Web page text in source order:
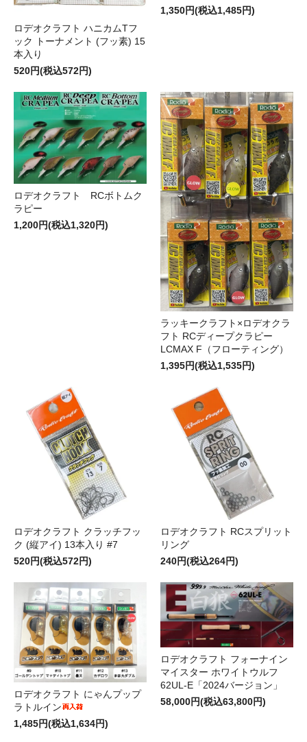
ロデオクラフト ハニカムTフ
ック トーナメント (フッ素) 15
本入り
520円(税込572円)
1,350円(税込1,485円)
ロデオクラフト RCボトムク
ラピー
1,200円(税込1,320円)
ラッキークラフト×ロデオクラ
フト RCディープクラピー
LCMAX F（フローティング）
1,395円(税込1,535円)
ロデオクラフト クラッチフッ
ク (縦アイ) 13本入り #7
520円(税込572円)
ロデオクラフト RCスプリット
リング
240円(税込264円)
ロデオクラフト にゃんプップ
ラトルイン
1,485円(税込1,634円)
ロデオクラフト フォーナイン
マイスター ホワイトウルフ
62UL-E「2024バージョン」
58,000円(税込63,800円)